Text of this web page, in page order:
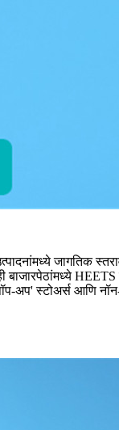
जागतिक
बाजारपेठांमध्ये
अप' स्टोअर्स आणि